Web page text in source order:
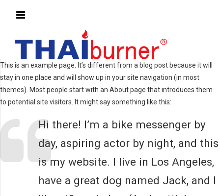
This is an example page. It’s different from a blog post because it will
stay in one place and will show up in your site navigation (in most
themes). Most people start with an About page that introduces them
to potential site visitors. It might say something like this:
Hi there! I’m a bike messenger by
day, aspiring actor by night, and this
is my website. I live in Los Angeles,
have a great dog named Jack, and I